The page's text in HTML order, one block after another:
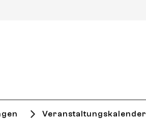
Veranstaltungskalender